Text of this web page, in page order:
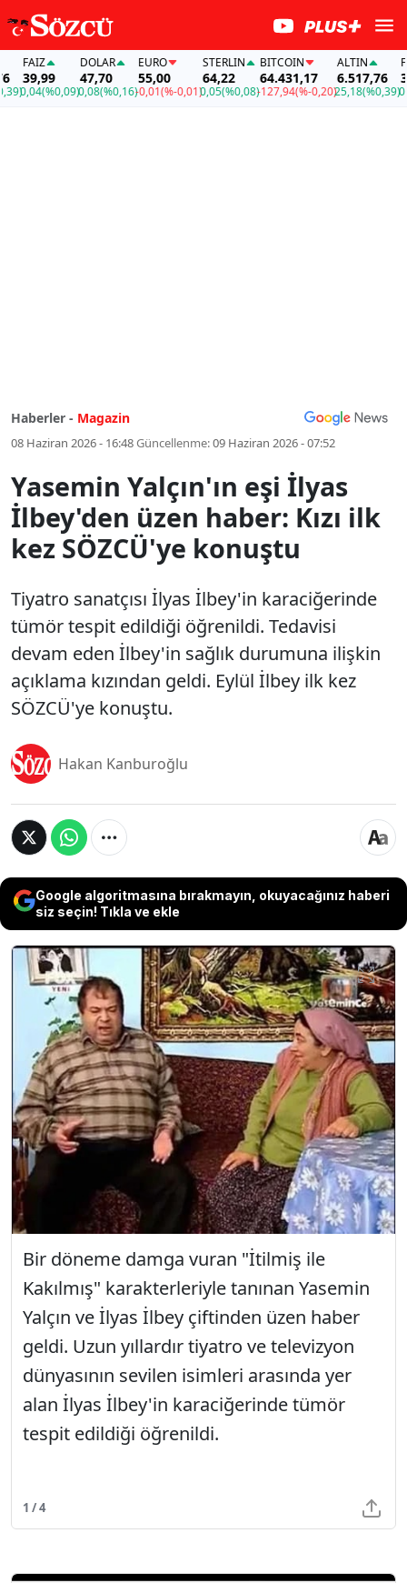
FAİZ
39,99
(%0,09)
DOLAR
47,70
0,08(%0,16)
EURO
55,00
-0,01(%-0,01)
STERLIN
64,22
0,05(%0,08)
BITCOIN
64.431,17
-127,94(%-0,20)
ALTIN
6.517,76
25,18(%0,39)
FAİZ
0,04
Haberler - Magazin
08 Haziran 2026 - 16:48Güncellenme:09 Haziran 2026 - 07:52
Yasemin Yalçın'ın eşi İlyas
İlbey'den üzen haber: Kızı ilk
kez SÖZCÜ'ye konuştu
Tiyatro sanatçısı İlyas İlbey'in karaciğerinde
tümör tespit edildiği öğrenildi. Tedavisi
devam eden İlbey'in sağlık durumuna ilişkin
açıklama kızından geldi. Eylül İlbey ilk kez
SÖZCÜ'ye konuştu.
Hakan Kanburoğlu
Google algoritmasına bırakmayın, okuyacağınız haberi
siz seçin! Tıkla ve ekle
Bir döneme damga vuran "İtilmiş ile
Kakılmış" karakterleriyle tanınan Yasemin
Yalçın ve İlyas İlbey çiftinden üzen haber
geldi. Uzun yıllardır tiyatro ve televizyon
dünyasının sevilen isimleri arasında yer
alan İlyas İlbey'in karaciğerinde tümör
tespit edildiği öğrenildi.
1 / 4